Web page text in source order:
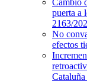
Cambio
puerta a
2163/
No
efectos